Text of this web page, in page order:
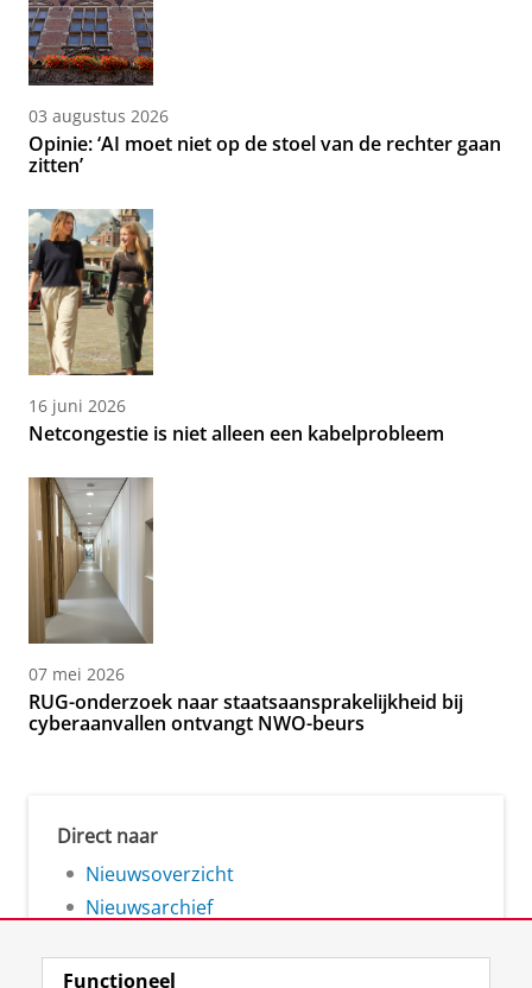
03 augustus 2026
Opinie: ‘AI moet niet op de stoel van de rechter gaan
zitten’
16 juni 2026
Netcongestie is niet alleen een kabelprobleem
07 mei 2026
RUG-onderzoek naar staatsaansprakelijkheid bij
cyberaanvallen ontvangt NWO-beurs
Direct naar
Nieuwsoverzicht
Nieuwsarchief
Functioneel